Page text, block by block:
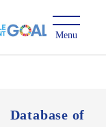
Database of